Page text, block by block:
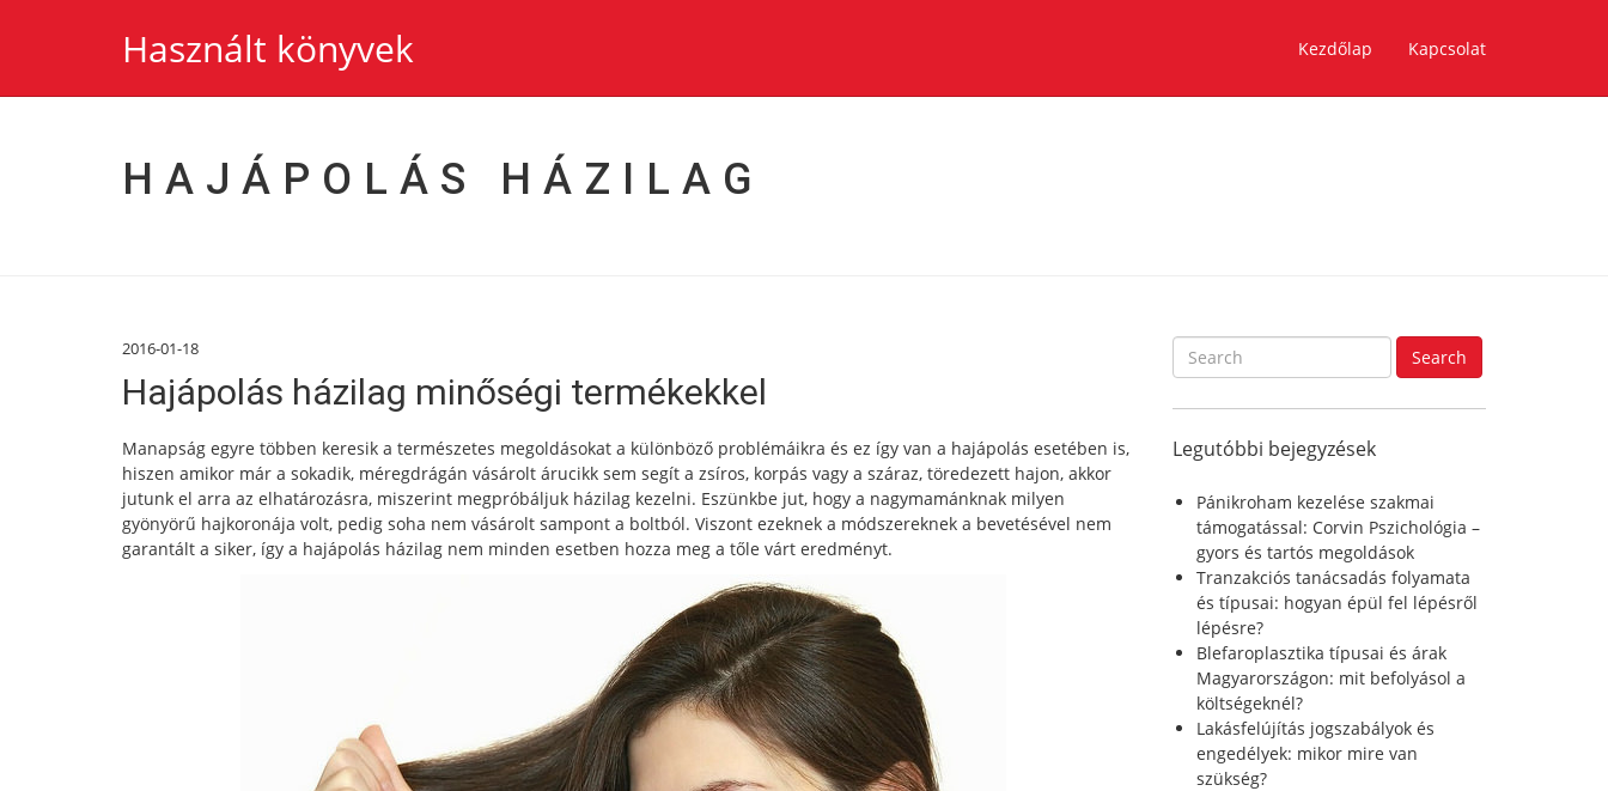
Használt könyvek Kezdőlap Kapcsolat
HAJÁPOLÁS HÁZILAG
2016-01-18
Hajápolás házilag minőségi termékekkel
Manapság egyre többen keresik a természetes megoldásokat a különböző problémáikra és ez így van a hajápolás esetében is,
hiszen amikor már a sokadik, méregdrágán vásárolt árucikk sem segít a zsíros, korpás vagy a száraz, töredezett hajon, akkor
jutunk el arra az elhatározásra, miszerint megpróbáljuk házilag kezelni. Eszünkbe jut, hogy a nagymamánknak milyen
gyönyörű hajkoronája volt, pedig soha nem vásárolt sampont a boltból. Viszont ezeknek a módszereknek a bevetésével nem
garantált a siker, így a hajápolás házilag nem minden esetben hozza meg a tőle várt eredményt.
S
e
c
f
Search
Legutóbbi bejegyzések
Pánikroham kezelése szakmai
támogatással: Corvin Pszichológia –
gyors és tartós megoldások
Tranzakciós tanácsadás folyamata
és típusai: hogyan épül fel lépésről
lépésre?
Blefaroplasztika típusai és árak
Magyarországon: mit befolyásol a
költségeknél?
Lakásfelújítás jogszabályok és
engedélyek: mikor mire van
szükség?